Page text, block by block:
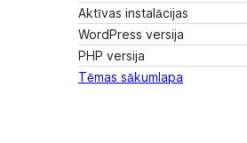
Aktīvas instalācijas
WordPress versija
PHP versija
Tēmas sākumlapa